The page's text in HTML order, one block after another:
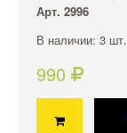
Арт. 2996
В наличии: 3 шт.
990